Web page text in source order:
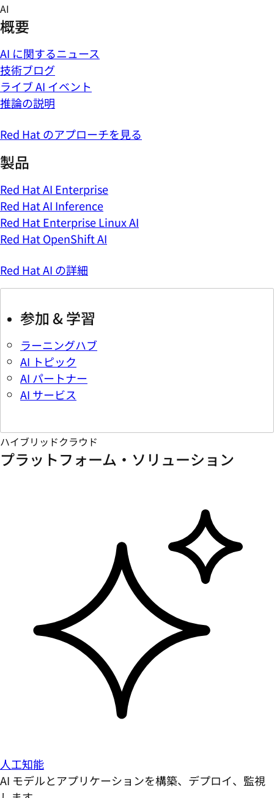
Skip
to
content
AI
概要
AI に関するニュース
技術ブログ
ライブ AI イベント
推論の説明
Red Hat のアプローチを見る
製品
Red Hat AI Enterprise
Red Hat AI Inference
Red Hat Enterprise Linux AI
Red Hat OpenShift AI
Red Hat AI の詳細
参加 & 学習
ラーニングハブ
AI トピック
AI パートナー
AI サービス
ハイブリッドクラウド
プラットフォーム・ソリューション
人工知能
AI モデルとアプリケーションを構築、デプロイ、監視